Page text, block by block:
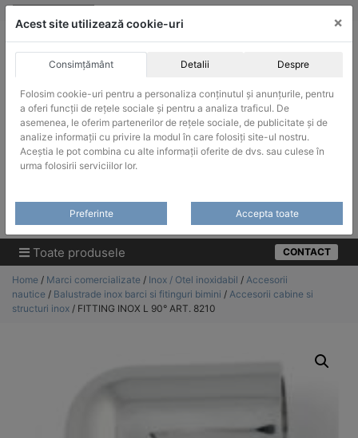
Skip
ACHIZITII PUBLICE
Produsele pot fi achizitionate si in sistemul SEAP / SICAP
Products
Toate produsele CONTACT
Home / Marci comercializate / Inox / Otel inoxidabil / Accesorii
nautice / Balustrade inox barci si fitinguri bimini / Accesorii cabine si
structuri inox / FITTING INOX L 90° ART. 8210
Acest site utilizează cookie-uri ×
Consimțământ Detalii Despre
Folosim cookie-uri pentru a personaliza conținutul și anunțurile, pentru
a oferi funcții de rețele sociale și pentru a analiza traficul. De
asemenea, le oferim partenerilor de rețele sociale, de publicitate și de
analize informații cu privire la modul în care folosiți site-ul nostru.
Aceștia le pot combina cu alte informații oferite de dvs. sau culese în
urma folosirii serviciilor lor.
Preferinte Accepta toate